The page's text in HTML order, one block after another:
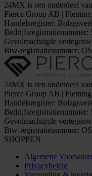
24MX is een onderdeel
Pierce Group AB |
Handelsregister:
Bedrijfsregistratienummer:
Gevolmachtigde
Btw-registratienummer:
24MX is een onderdeel
Pierce Group AB |
Handelsregister:
Bedrijfsregistratienummer:
Gevolmachtigde
Btw-registratienummer:
SHOPPEN
Algemene
Privacybeleid